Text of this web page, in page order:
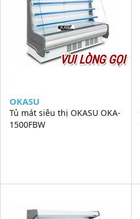
VUI LÒNG GỌI
OKASU
Tủ mát siêu thị OKASU OKA-
1500FBW